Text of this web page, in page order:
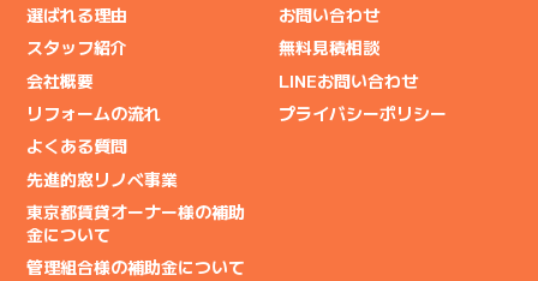
選ばれる理由
スタッフ紹介
会社概要
リフォームの流れ
よくある質問
先進的窓リノベ事業
東京都賃貸オーナー様の補助
金について
管理組合様の補助金について
お問い合わせ
無料見積相談
LINEお問い合わせ
プライバシーポリシー